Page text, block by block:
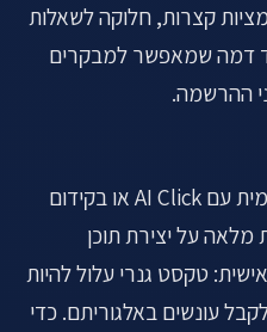
קצרות, חלוקה לשאלות
דמה שמאפשר למבקרים
ההרשמה.
טעויות נפוצות בקידום אתר תדמית עם AI Click או בקידום
מלאה על יצירת תוכן
טקסט גנרי עלול להיות
עונשים באלגוריתם. כדי